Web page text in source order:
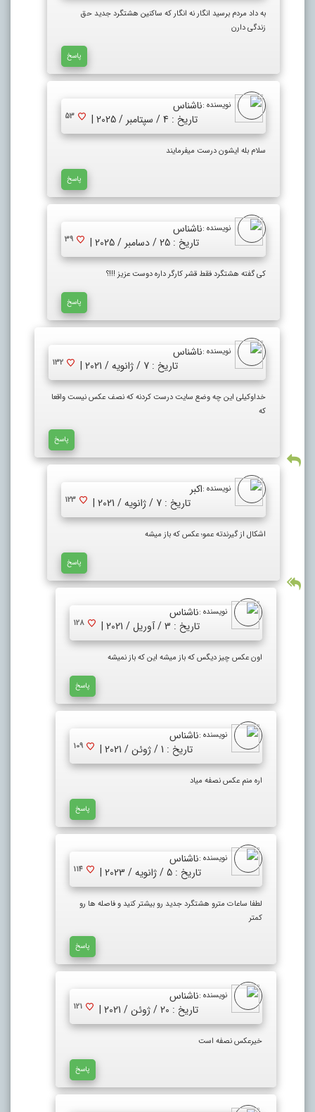
به داد مردم برسید انگار نه انگار که ساکنین هشتگرد جدید حق
زندگی دارن
پاسخ
نویسنده :ناشناس
تاریخ : 4 / سپتامبر / 2025 |
53
سلام بله ایشون درست میفرمایند
پاسخ
نویسنده :ناشناس
تاریخ : 25 / دسامبر / 2025 |
39
کی گفته هشتگرد فقط قشر کارگر داره دوست عزیز !!!؟
پاسخ
نویسنده :ناشناس
تاریخ : 7 / ژانویه / 2021 |
132
خداوکیلی این چه وضع سایت درست کردنه که نصف عکس نیست واقعا
که
پاسخ
نویسنده :اکبر
تاریخ : 7 / ژانویه / 2021 |
123
اشکال از گیرندته عمو؛ عکس که باز میشه
پاسخ
نویسنده :ناشناس
تاریخ : 3 / آوریل / 2021 |
128
اون عکس چیز دیگس که باز میشه این که باز نمیشه
پاسخ
نویسنده :ناشناس
تاریخ : 1 / ژوئن / 2021 |
109
اره منم عکس نصفه میاد
پاسخ
نویسنده :ناشناس
تاریخ : 5 / ژانویه / 2023 |
114
لطفا ساعات مترو هشتگرد جدید رو بیشتر کنید و فاصله ها رو
کمتر
پاسخ
نویسنده :ناشناس
تاریخ : 20 / ژوئن / 2021 |
121
خیرعکس نصفه است
پاسخ